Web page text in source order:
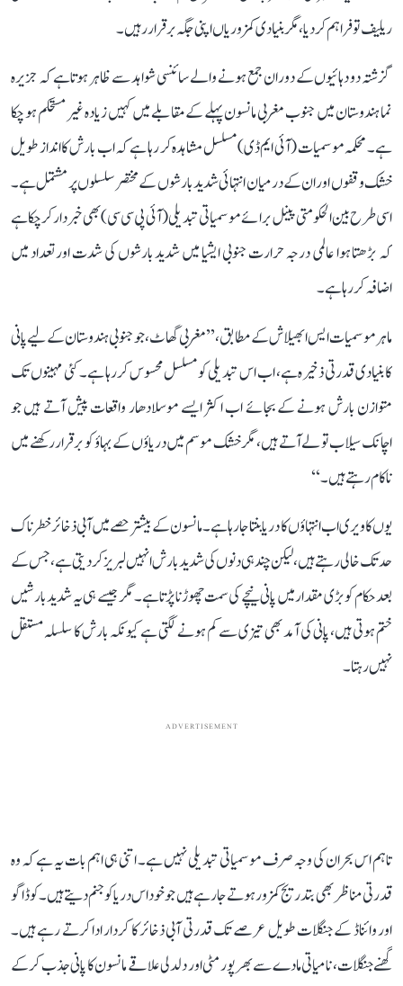
ریلیف تو فراہم کر دیا، مگر بنیادی کمزوریاں اپنی جگہ برقرار رہیں۔
گزشتہ دو دہائیوں کے دوران جمع ہونے والے سائنسی شواہد سے ظاہر ہوتا ہے کہ جزیرہ
نما ہندوستان میں جنوب مغربی مانسون پہلے کے مقابلے میں کہیں زیادہ غیر مستحکم ہو چکا
ہے۔ محکمہ موسمیات (آئی ایم ڈی) مسلسل مشاہدہ کر رہا ہے کہ اب بارش کا انداز طویل
خشک وقفوں اور ان کے درمیان انتہائی شدید بارشوں کے مختصر سلسلوں پر مشتمل ہے۔
اسی طرح بین الحکومتی پینل برائے موسمیاتی تبدیلی (آئی پی سی سی) بھی خبردار کر چکا ہے
کہ بڑھتا ہوا عالمی درجہ حرارت جنوبی ایشیا میں شدید بارشوں کی شدت اور تعداد میں
اضافہ کر رہا ہے۔
ماہر موسمیات ایس ابھیلاش کے مطابق، ’’مغربی گھاٹ، جو جنوبی ہندوستان کے لیے پانی
کا بنیادی قدرتی ذخیرہ ہے، اب اس تبدیلی کو مسلسل محسوس کر رہا ہے۔ کئی مہینوں تک
متوازن بارش ہونے کے بجائے اب اکثر ایسے موسلادھار واقعات پیش آتے ہیں جو
اچانک سیلاب تو لے آتے ہیں، مگر خشک موسم میں دریاؤں کے بہاؤ کو برقرار رکھنے میں
ناکام رہتے ہیں۔‘‘
یوں کاویری اب انتہاؤں کا دریا بنتا جا رہا ہے۔ مانسون کے بیشتر حصے میں آبی ذخائر خطرناک
حد تک خالی رہتے ہیں، لیکن چند ہی دنوں کی شدید بارش انہیں لبریز کر دیتی ہے، جس کے
بعد حکام کو بڑی مقدار میں پانی نیچے کی سمت چھوڑنا پڑتا ہے۔ مگر جیسے ہی یہ شدید بارشیں
ختم ہوتی ہیں، پانی کی آمد بھی تیزی سے کم ہونے لگتی ہے کیونکہ بارش کا سلسلہ مستقل
نہیں رہتا۔
ADVERTISEMENT
تاہم اس بحران کی وجہ صرف موسمیاتی تبدیلی نہیں ہے۔ اتنی ہی اہم بات یہ ہے کہ وہ
قدرتی مناظر بھی بتدریج کمزور ہوتے جا رہے ہیں جو خود اس دریا کو جنم دیتے ہیں۔ کوڈاگو
اور وائناڈ کے جنگلات طویل عرصے تک قدرتی آبی ذخائر کا کردار ادا کرتے رہے ہیں۔
گھنے جنگلات، نامیاتی مادے سے بھرپور مٹی اور دلدلی علاقے مانسون کا پانی جذب کر کے